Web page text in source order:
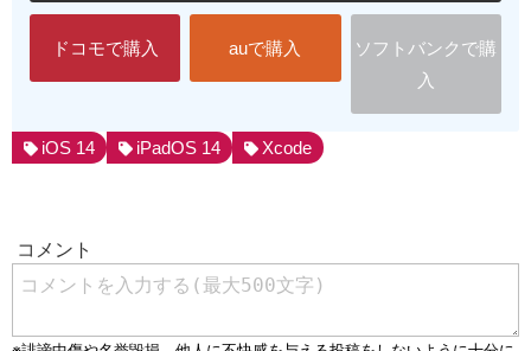
ドコモで購入 auで購入
ソフトバンクで購
入
iOS 14 iPadOS 14 Xcode